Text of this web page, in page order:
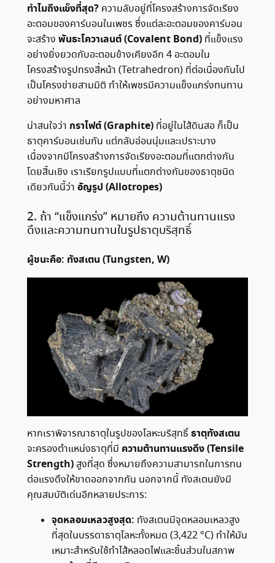
ทำไมถึงแข็งที่สุด?ความลับอยู่ที่โครงสร้างการจัดเรียง
อะตอมของคาร์บอนในเพชร ซึ่งแต่ละอะตอมของคาร์บอน
จะสร้าง พันธะโควาเลนต์ (Covalent Bond)ที่แข็งแรง
อย่างยิ่งยวดกับอะตอมข้างเคียงอีก 4 อะตอมใน
โครงสร้างรูปทรงสี่หน้า (Tetrahedron) ที่ต่อเนื่องกันไป
เป็นโครงข่ายสามมิติ ทำให้เพชรมีความแข็งแกร่งทนทาน
อย่างมหาศาล
น่าสนใจว่า กราไฟต์ (Graphite)ที่อยู่ในไส้ดินสอ ก็เป็น
ธาตุคาร์บอนเช่นกัน แต่กลับอ่อนนุ่มและเปราะบาง
เนื่องจากมีโครงสร้างการจัดเรียงอะตอมที่แตกต่างกัน
โดยสิ้นเชิง เราเรียกรูปแบบที่แตกต่างกันของธาตุชนิด
เดียวกันนี้ว่า อัญรูป (Allotropes)
2. ถ้า “แข็งแกร่ง” หมายถึง ความต้านทานแรง
ดึงและความทนทานในรูปธาตุบริสุทธิ์
ผู้ชนะคือ: ทังสเตน (Tungsten, W)
หากเราพิจารณาธาตุในรูปของโลหะบริสุทธิ์ ธาตุทังสเตน
จะครองตำแหน่งธาตุที่มี ความต้านทานแรงดึง (Tensile
Strength)สูงที่สุด ซึ่งหมายถึงความสามารถในการทน
ต่อแรงดึงให้ขาดออกจากกัน นอกจากนี้ ทังสเตนยังมี
คุณสมบัติเด่นอีกหลายประการ:
จุดหลอมเหลวสูงสุด: ทังสเตนมีจุดหลอมเหลวสูง
ที่สุดในบรรดาธาตุโลหะทั้งหมด (3,422 °C) ทำให้มัน
เหมาะสำหรับใช้ทำไส้หลอดไฟและชิ้นส่วนในสภาพ